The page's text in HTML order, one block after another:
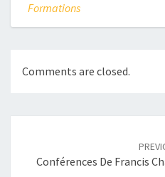
Formations
Comments are closed.
Conférences De Francis